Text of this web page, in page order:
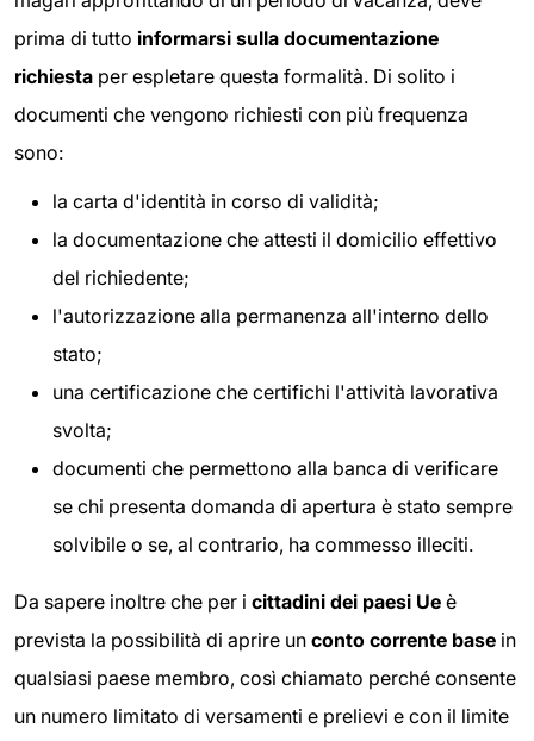
prima di tutto informarsi sulla documentazione
richiesta per espletare questa formalità. Di solito i
documenti che vengono richiesti con più frequenza
sono:
la carta d'identità in corso di validità;
la documentazione che attesti il domicilio effettivo
del richiedente;
l'autorizzazione alla permanenza all'interno dello
stato;
una certificazione che certifichi l'attività lavorativa
svolta;
documenti che permettono alla banca di verificare
se chi presenta domanda di apertura è stato sempre
solvibile o se, al contrario, ha commesso illeciti.
Da sapere inoltre che per i cittadini dei paesi Ue è
prevista la possibilità di aprire un conto corrente base in
qualsiasi paese membro, così chiamato perché consente
un numero limitato di versamenti e prelievi e con il limite